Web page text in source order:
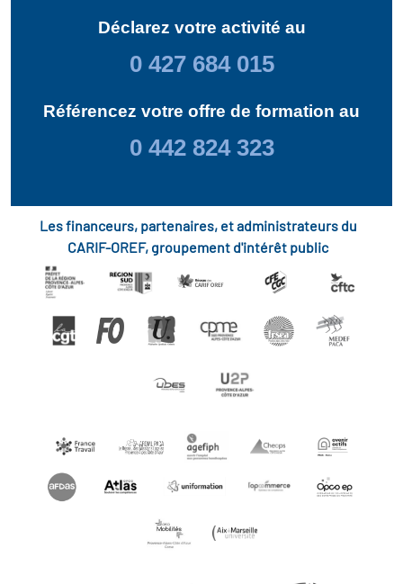
Déclarez votre activité au
0 427 684 015
Référencez votre offre de formation au
0 442 824 323
Les financeurs, partenaires, et administrateurs du
CARIF-OREF, groupement d'intérêt public